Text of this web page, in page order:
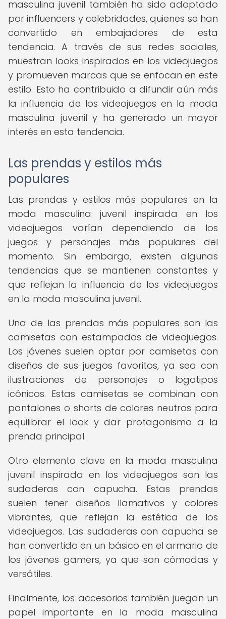
masculina juvenil también ha sido adoptado
por influencers y celebridades, quienes se han
convertido en embajadores de esta
tendencia. A través de sus redes sociales,
muestran looks inspirados en los videojuegos
y promueven marcas que se enfocan en este
estilo. Esto ha contribuido a difundir aún más
la influencia de los videojuegos en la moda
masculina juvenil y ha generado un mayor
interés en esta tendencia.
Las prendas y estilos más
populares
Las prendas y estilos más populares en la
moda masculina juvenil inspirada en los
videojuegos varían dependiendo de los
juegos y personajes más populares del
momento. Sin embargo, existen algunas
tendencias que se mantienen constantes y
que reflejan la influencia de los videojuegos
en la moda masculina juvenil.
Una de las prendas más populares son las
camisetas con estampados de videojuegos.
Los jóvenes suelen optar por camisetas con
diseños de sus juegos favoritos, ya sea con
ilustraciones de personajes o logotipos
icónicos. Estas camisetas se combinan con
pantalones o shorts de colores neutros para
equilibrar el look y dar protagonismo a la
prenda principal.
Otro elemento clave en la moda masculina
juvenil inspirada en los videojuegos son las
sudaderas con capucha. Estas prendas
suelen tener diseños llamativos y colores
vibrantes, que reflejan la estética de los
videojuegos. Las sudaderas con capucha se
han convertido en un básico en el armario de
los jóvenes gamers, ya que son cómodas y
versátiles.
Finalmente, los accesorios también juegan un
papel importante en la moda masculina